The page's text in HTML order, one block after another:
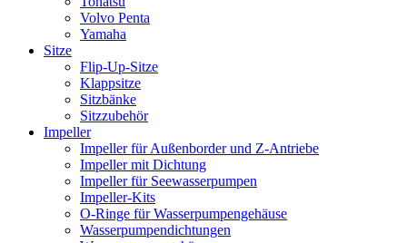
Volvo Penta
Yamaha
Sitze
Flip-Up-Sitze
Klappsitze
Sitzbänke
Sitzzubehör
Impeller
Impeller für Außenborder und Z-Antriebe
Impeller mit Dichtung
Impeller für Seewasserpumpen
Impeller-Kits
O-Ringe für Wasserpumpengehäuse
Wasserpumpendichtungen